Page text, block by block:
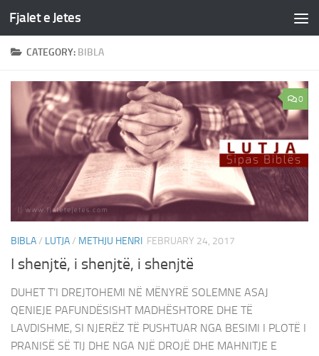
Skip to content
Fjalet e Jetes
CATEGORY: BIBLA
0
BIBLA/ LUTJA/ METHJU HENRI FEBRUARY 24, 2017
I shenjtë, i shenjtë, i shenjtë
DUHET T’I DREJTOHEMI NË MËNYRË SOLEMNE ASAJ
QENIEJE PAFUNDËSISHT MADHËSHTORE DHE TË
LAVDISHME, SI NJERËZ TË PUSHTUAR NGA BESIMI I PLOTË I
PRANISË SË TIJ DHE NGA NJË DROJË DHE MAHNITJE E